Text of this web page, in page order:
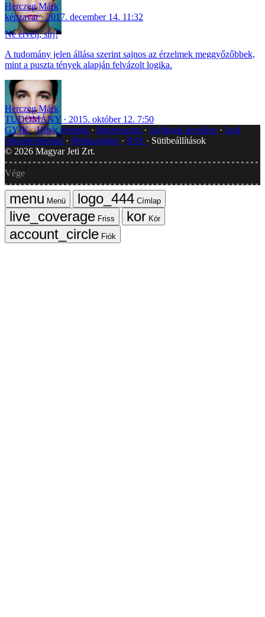
Herczeg Márk
képzavar
2017. december 14. 11:32
Ne érvelj, sírj!
A tudomány jelen állása szerint sajnos az érzelmek meggyőzőbbek,
mint a puszta tények alapján felvázolt logika.
Herczeg Márk
TUDOMÁNY
2015. október 12. 7:50
GYIK Hibát jelentek Impresszum Javítások kezelése
Jogi
dokumentumok
Médiaajánlat RSS
Sütibeállítások
© 2026 Magyar Jeti Zrt.
Vége
Menü
Címlap
Friss
Kör
Fiók